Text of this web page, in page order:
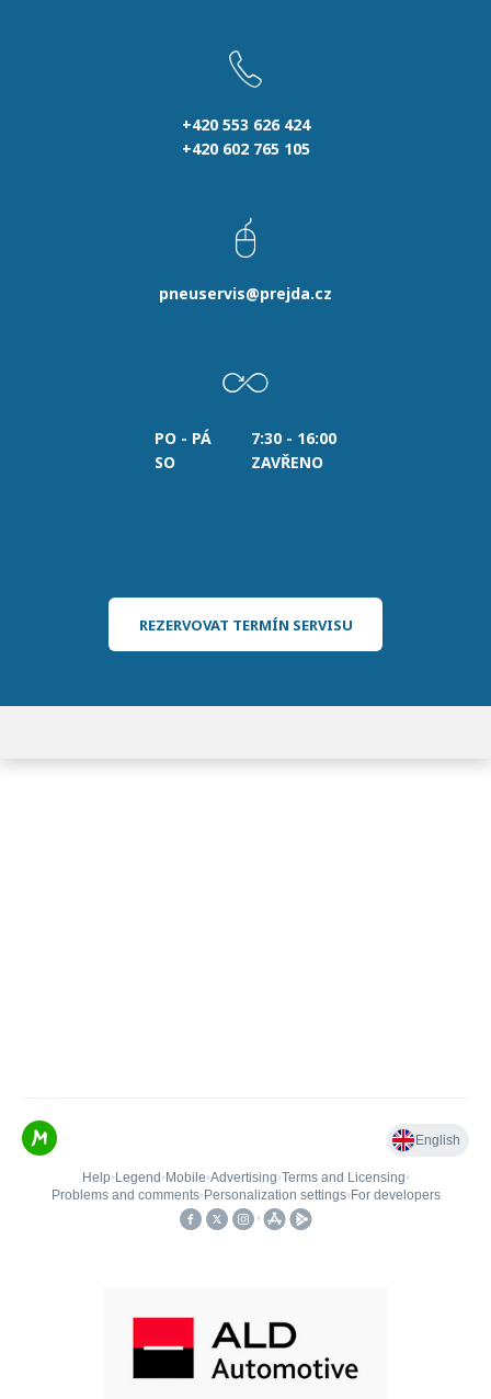
+420 553 626 424
+420 602 765 105
pneuservis@prejda.cz
PO - PÁ
7:30 - 16:00
SO
ZAVŘENO
REZERVOVAT TERMÍN SERVISU